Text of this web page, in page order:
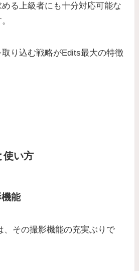
る上級者にも十分対応可能な
り込む戦略がEdits最大の特徴
使い方
能
、その撮影機能の充実ぶりで